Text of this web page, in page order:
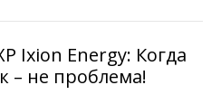
Ixion Energy: Когда
– не проблема!